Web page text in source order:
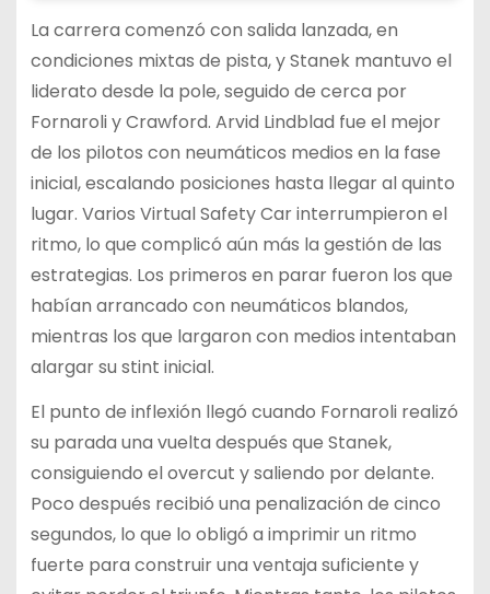
La carrera comenzó con salida lanzada, en
condiciones mixtas de pista, y Stanek mantuvo el
liderato desde la pole, seguido de cerca por
Fornaroli y Crawford. Arvid Lindblad fue el mejor
de los pilotos con neumáticos medios en la fase
inicial, escalando posiciones hasta llegar al quinto
lugar. Varios Virtual Safety Car interrumpieron el
ritmo, lo que complicó aún más la gestión de las
estrategias. Los primeros en parar fueron los que
habían arrancado con neumáticos blandos,
mientras los que largaron con medios intentaban
alargar su stint inicial.
El punto de inflexión llegó cuando Fornaroli realizó
su parada una vuelta después que Stanek,
consiguiendo el overcut y saliendo por delante.
Poco después recibió una penalización de cinco
segundos, lo que lo obligó a imprimir un ritmo
fuerte para construir una ventaja suficiente y